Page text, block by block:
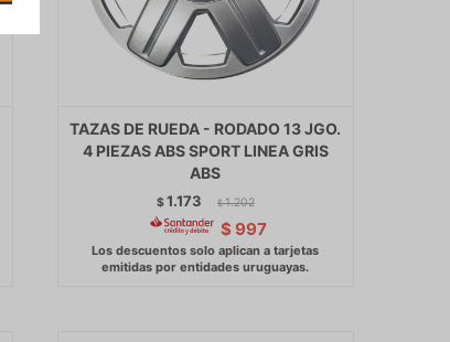
TAZAS DE RUEDA - RODADO 13 JGO.
4 PIEZAS ABS SPORT LINEA GRIS
ABS
$1.173 $ 1.202
$ 997